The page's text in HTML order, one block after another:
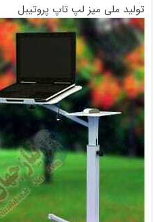
تولید ملی میز لپ تاپ پروتیبل